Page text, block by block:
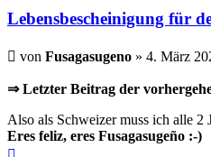
Lebensbescheinigung für
Beitrag
von Fusagasugeno » 4. März
⇒ Letzter Beitrag der
Also als Schweizer muss ich alle 2
Eres feliz, eres Fusagasugeño :-)